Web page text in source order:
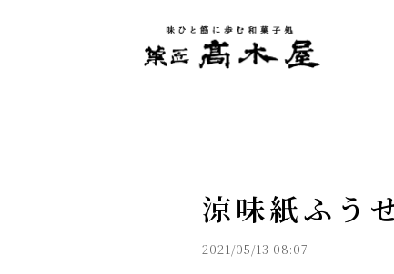
涼味紙ふう
2021/05/13 08:07